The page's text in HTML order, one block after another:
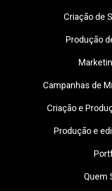
Criação de
Produção
Campanhas de
Criação e
Produção e
Quem